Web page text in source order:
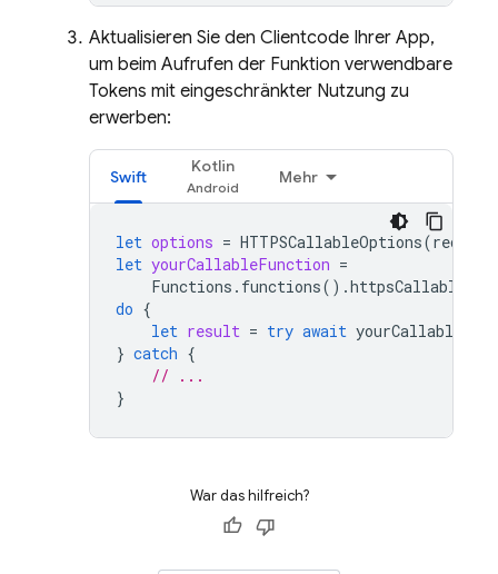
Aktualisieren Sie den Clientcode Ihrer App,
um beim Aufrufen der Funktion verwendbare
Tokens mit eingeschränkter Nutzung zu
erwerben:
Swift
Kotlin
Mehr
let options = HTTPSCallableOptions(
let yourCallableFunction =
Functions . functions().httpsCallable
do {
let result = try await
} catch {
// ...
}
War das hilfreich?